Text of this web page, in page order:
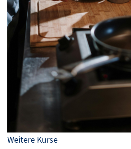
Weitere Kurse